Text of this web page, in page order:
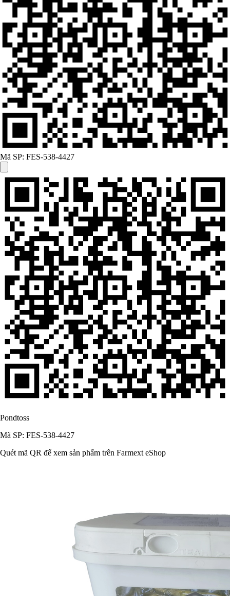
Mã SP: FES-538-4427
Pondtoss
Mã SP: FES-538-4427
Quét mã QR để xem sản phẩm trên Farmext eShop